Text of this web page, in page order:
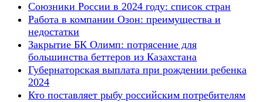
Союзники России в 2024 году: список стран
Работа в компании Озон: преимущества и
недостатки
Закрытие БК Олимп: потрясение для
большинства беттеров из Казахстана
Губернаторская выплата при рождении ребенка
2024
Кто поставляет рыбу российским потребителям